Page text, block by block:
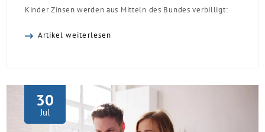
Kinder Zinsen werden aus Mitteln des Bundes verbilligt:
Einzelmaßnahmen […]
Artikel weiterlesen
30
Jul